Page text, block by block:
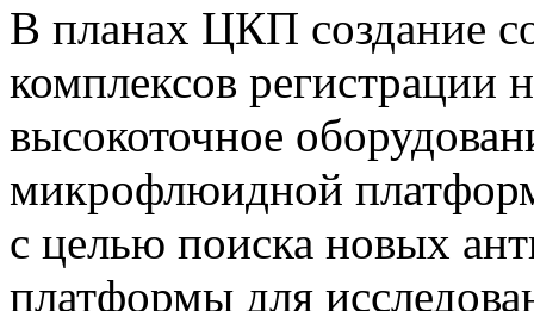
В планах ЦКП создание
комплексов регистрации
высокоточное
микрофлюидной
с целью поиска новых
платформы для